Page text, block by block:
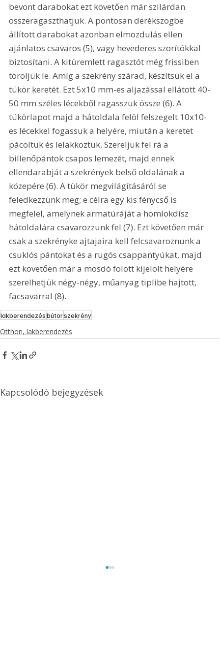
bevont darabokat ezt követően már szilárdan
összeragaszthatjuk. A pontosan derékszögbe
állított darabokat azonban elmozdulás ellen
ajánlatos csavaros (5), vagy hevederes szorítókkal
biztosítani. A kitüremlett ragasztót még frissiben
töröljük le. Amíg a szekrény szárad, készítsük el a
tükör keretét. Ezt 5x10 mm-es aljazással ellátott 40-
50 mm széles lécekből ragasszuk össze (6). A
tükörlapot majd a hátoldala felöl felszegelt 10x10-
es lécekkel fogassuk a helyére, miután a keretet
pácoltuk és lelakkoztuk. Szereljük fel rá a
billenőpántok csapos lemezét, majd ennek
ellendarabját a szekrények belső oldalának a
közepére (6). A tükör megvilágításáról se
feledkezzünk meg; e célra egy kis fénycső is
megfelel, amelynek armatúráját a homlokdísz
hátoldalára csavarozzunk fel (7). Ezt követően már
csak a szekrényke ajtajaira kell felcsavaroznunk a
csuklós pántokat és a rugós csappantyúkat, majd
ezt követően már a mosdó fölött kijelölt helyére
szerelhetjük négy-négy, műanyag tiplibe hajtott,
facsavarral (8).
lakberendezésbútorszekrény
Otthon, lakberendezés
Kapcsolódó bejegyzések